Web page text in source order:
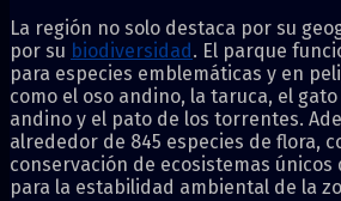
La región no solo destaca por su
por su biodiversidad . El parque
para especies emblemáticas y en
como el oso andino, la taruca, el
andino y el pato de los torrentes.
alrededor de 845 especies de flora,
conservación de ecosistemas únicos
para la estabilidad ambiental de la